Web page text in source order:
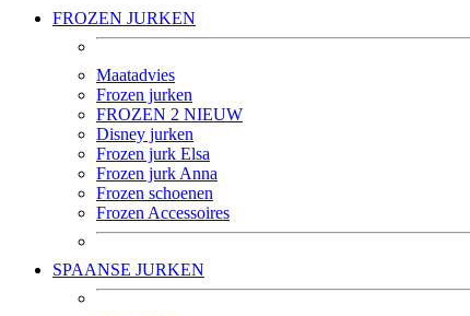
FROZEN JURKEN
Maatadvies
Frozen jurken
FROZEN 2 NIEUW
Disney jurken
Frozen jurk Elsa
Frozen jurk Anna
Frozen schoenen
Frozen Accessoires
SPAANSE JURKEN